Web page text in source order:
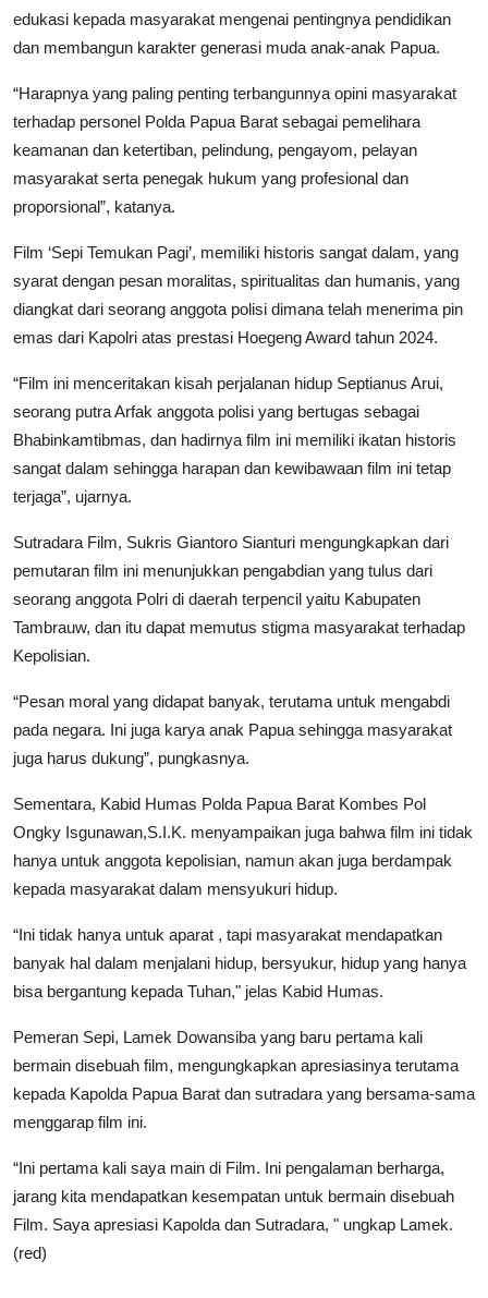
edukasi kepada masyarakat mengenai pentingnya pendidikan
dan membangun karakter generasi muda anak-anak Papua.
“Harapnya yang paling penting terbangunnya opini masyarakat
terhadap personel Polda Papua Barat sebagai pemelihara
keamanan dan ketertiban, pelindung, pengayom, pelayan
masyarakat serta penegak hukum yang profesional dan
proporsional”, katanya.
Film ‘Sepi Temukan Pagi’, memiliki historis sangat dalam, yang
syarat dengan pesan moralitas, spiritualitas dan humanis, yang
diangkat dari seorang anggota polisi dimana telah menerima pin
emas dari Kapolri atas prestasi Hoegeng Award tahun 2024.
“Film ini menceritakan kisah perjalanan hidup Septianus Arui,
seorang putra Arfak anggota polisi yang bertugas sebagai
Bhabinkamtibmas, dan hadirnya film ini memiliki ikatan historis
sangat dalam sehingga harapan dan kewibawaan film ini tetap
terjaga”, ujarnya.
Sutradara Film, Sukris Giantoro Sianturi mengungkapkan dari
pemutaran film ini menunjukkan pengabdian yang tulus dari
seorang anggota Polri di daerah terpencil yaitu Kabupaten
Tambrauw, dan itu dapat memutus stigma masyarakat terhadap
Kepolisian.
“Pesan moral yang didapat banyak, terutama untuk mengabdi
pada negara. Ini juga karya anak Papua sehingga masyarakat
juga harus dukung”, pungkasnya.
Sementara, Kabid Humas Polda Papua Barat Kombes Pol
Ongky Isgunawan,S.I.K. menyampaikan juga bahwa film ini tidak
hanya untuk anggota kepolisian, namun akan juga berdampak
kepada masyarakat dalam mensyukuri hidup.
“Ini tidak hanya untuk aparat , tapi masyarakat mendapatkan
banyak hal dalam menjalani hidup, bersyukur, hidup yang hanya
bisa bergantung kepada Tuhan," jelas Kabid Humas.
Pemeran Sepi, Lamek Dowansiba yang baru pertama kali
bermain disebuah film, mengungkapkan apresiasinya terutama
kepada Kapolda Papua Barat dan sutradara yang bersama-sama
menggarap film ini.
“Ini pertama kali saya main di Film. Ini pengalaman berharga,
jarang kita mendapatkan kesempatan untuk bermain disebuah
Film. Saya apresiasi Kapolda dan Sutradara, " ungkap Lamek.
(red)